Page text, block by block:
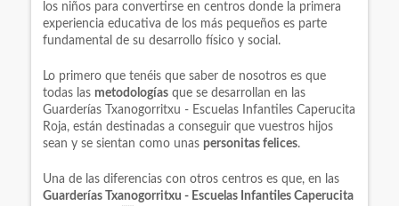
los niños para convertirse en centros donde la primera
experiencia educativa de los más pequeños es parte
fundamental de su desarrollo físico y social.
Lo primero que tenéis que saber de nosotros es que
todas las metodologías que se desarrollan en las
Guarderías Txanogorritxu - Escuelas Infantiles Caperucita
Roja, están destinadas a conseguir que vuestros hijos
sean y se sientan como unas personitas felices.
Una de las diferencias con otros centros es que, en las
Guarderías Txanogorritxu - Escuelas Infantiles Caperucita